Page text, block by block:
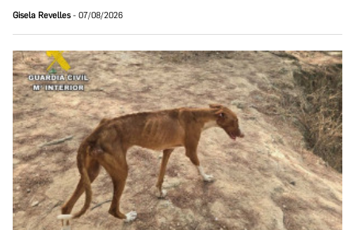
Gisela Revelles 07/08/2026